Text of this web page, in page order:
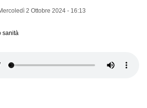
2 Ottobre 2024 - 16:13
sanità